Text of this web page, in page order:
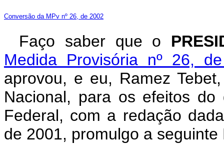
Conversão da MPv nº 26, de 2002
Faço saber que o
Medida Provisória nº 26,
aprovou, e eu, Ramez
Nacional, para os efeitos
Federal, com a redação
de 2001, promulgo a seguinte